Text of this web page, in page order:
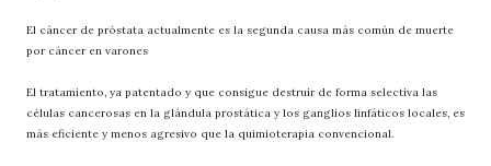
El cáncer de próstata actualmente es la segunda causa más común de muerte
por cáncer en varones
El tratamiento, ya patentado y que consigue destruir de forma selectiva las
células cancerosas en la glándula prostática y los ganglios linfáticos locales, es
más eficiente y menos agresivo que la quimioterapia convencional.